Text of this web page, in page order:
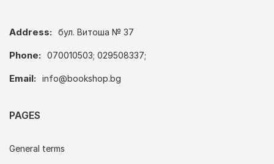
Address: бул. Витоша № 37
Phone: 070010503; 029508337;
Email: info@bookshop.bg
PAGES
General terms